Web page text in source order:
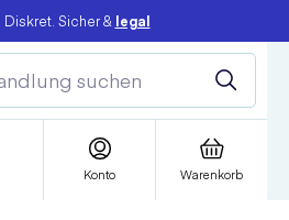
Diskret. Sicher & legal
Konto Warenkorb